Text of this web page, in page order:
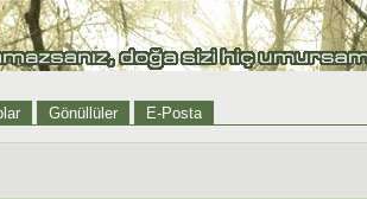
Gönüllüler E-Posta